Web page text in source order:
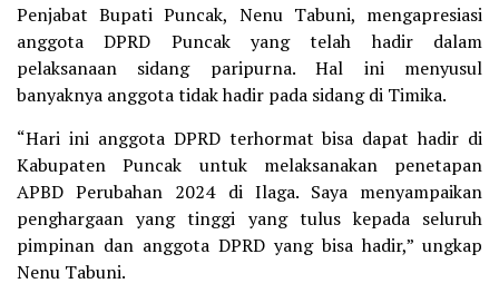
Penjabat Bupati Puncak, Nenu Tabuni, mengapresiasi
anggota DPRD Puncak yang telah hadir dalam
pelaksanaan sidang paripurna. Hal ini menyusul
banyaknya anggota tidak hadir pada sidang di Timika.
“Hari ini anggota DPRD terhormat bisa dapat hadir di
Kabupaten Puncak untuk melaksanakan penetapan
APBD Perubahan 2024 di Ilaga. Saya menyampaikan
penghargaan yang tinggi yang tulus kepada seluruh
pimpinan dan anggota DPRD yang bisa hadir,” ungkap
Nenu Tabuni.